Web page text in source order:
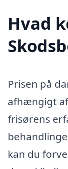
Hvad
Prisen på
afhængigt
frisørens
kan du